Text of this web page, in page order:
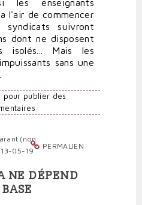
les enseignants
l'air de commencer
suivront
dont ne disposent
isolés... Mais les
sans une
pour publier des
PERMALIEN
(non
05-19
NE DÉPEND